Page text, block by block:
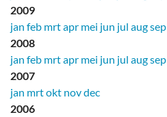
2009
jan feb mrtapr mei jun jul augsep
2008
jan feb mrtapr mei jun jul augsep
2007
jan mrtokt novdec
2006